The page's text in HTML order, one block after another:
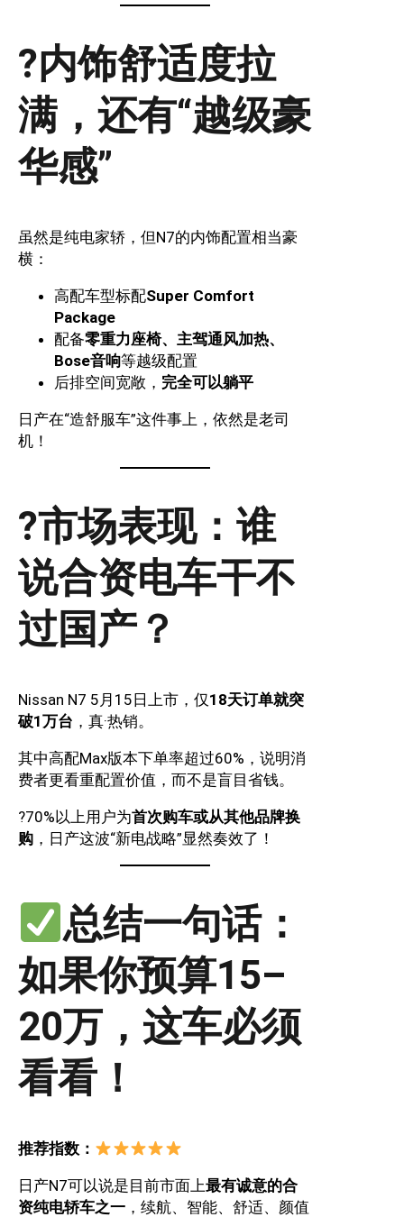
?内饰舒适度拉
满，还有“越级豪
华感”
虽然是纯电家轿，但N7的内饰配置相当豪
横：
高配车型标配Super Comfort
Package
配备零重力座椅、主驾通风加热、
Bose音响等越级配置
后排空间宽敞， 完全可以躺平
日产在“造舒服车”这件事上，依然是老司
机！
?市场表现：谁
说合资电车干不
过国产？
Nissan N7 5月15日上市，仅18天订单就突
破1万台 ，真·热销。
其中高配Max版本下单率超过60%，说明消
费者更看重配置价值，而不是盲目省钱。
?70%以上用户为首次购车或从其他品牌换
购 ，日产这波“新电战略”显然奏效了！
总结一句话：
如果你预算15–
20万，这车必须
看看！
推荐指数：
日产N7可以说是目前市面上最有诚意的合
资纯电轿车之一 ，续航、智能、舒适、颜值